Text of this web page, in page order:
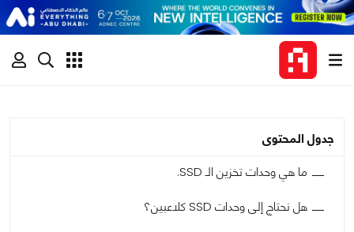
جدول المحتوى
ما هي وحدات تخزين الـ SSD.
هل نحتاج إلى وحدات SSD كلاعبين؟